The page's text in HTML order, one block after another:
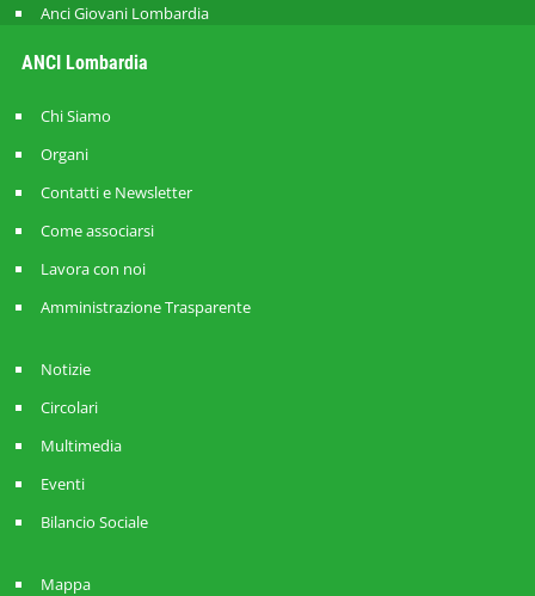
Anci Giovani Lombardia
ANCI Lombardia
Chi Siamo
Organi
Contatti e Newsletter
Come associarsi
Lavora con noi
Amministrazione Trasparente
Notizie
Circolari
Multimedia
Eventi
Bilancio Sociale
Mappa